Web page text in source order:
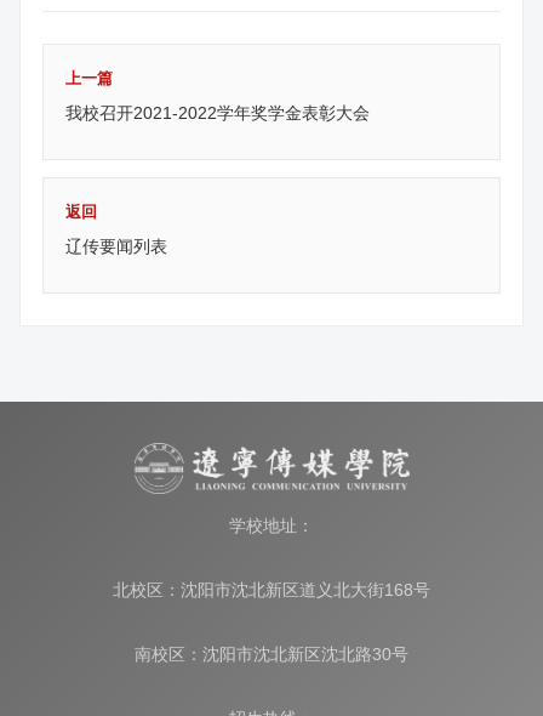
上一篇
我校召开2021-2022学年奖学金表彰大会
返回
辽传要闻列表
学校地址：
北校区：沈阳市沈北新区道义北大街168号
南校区：沈阳市沈北新区沈北路30号